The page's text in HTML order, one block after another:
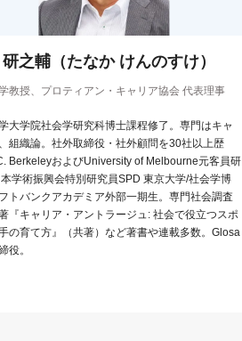
研之輔（たなか けんのすけ）
教授、プロティアン・キャリア協会 代表理事
大学院社会学研究科博士課程修了。専門はキャ
組織論。社外取締役・社外顧問を30社以上歴
BerkeleyおよびUniversity of Melbourne元客員研
学術振興会特別研究員SPD 東京大学/社会学博
トバンクアカデミア外部一期生。専門社会調査
『キャリア・アントラージュ: 社会で役立つスポ
の育て方』（共著）など著書や連載多数。Glosa
役。